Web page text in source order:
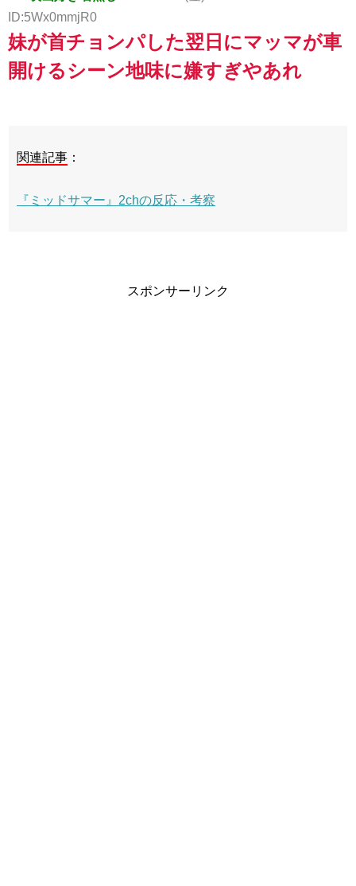
ID:5Wx0mmjR0
妹が首チョンパした翌日にマッマが車
開けるシーン地味に嫌すぎやあれ
関連記事 ：
『ミッドサマー』2chの反応・考察
スポンサーリンク